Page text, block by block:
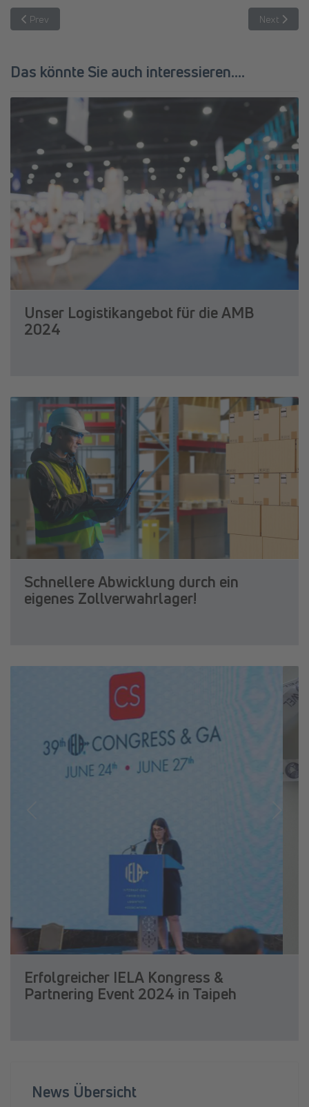
Previous article: Noah: Jederzeit einsatzbereit – auch außerhalb
Prev Next
Next
Das könnte Sie auch interessieren....
Unser Logistikangebot für die AMB
2024
Schnellere Abwicklung durch ein
eigenes Zollverwahrlager!
Erfolgreicher IELA Kongress &
Partnering Event 2024 in Taipeh
News Übersicht